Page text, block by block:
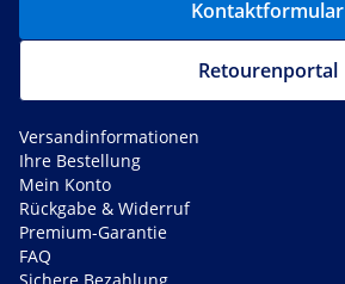
Kontaktformular
Retourenportal
Versandinformationen
Ihre Bestellung
Mein Konto
Rückgabe & Widerruf
Premium-Garantie
FAQ